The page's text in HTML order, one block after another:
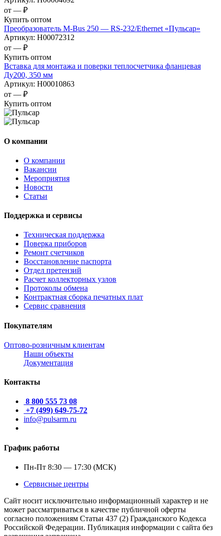
от — ₽
Купить оптом
Преобразователь M-Bus 250 — RS-232/Ethernet «Пульсар»
Артикул: Н00072312
от — ₽
Купить оптом
Вставка для монтажа и поверки теплосчетчика фланцевая
Ду200, 350 мм
Артикул: Н00010863
от — ₽
Купить оптом
О компании
О компании
Вакансии
Мероприятия
Новости
Статьи
Поддержка и сервисы
Техническая поддержка
Поверка приборов
Ремонт счетчиков
Восстановление паспорта
Отдел претензий
Расчет коллекторных узлов
Протоколы обмена
Контрактная сборка печатных плат
Сервис сравнения
Покупателям
Оптово-розничным клиентам
Наши объекты
Документация
Контакты
8 800 555 73 08
+7 (499) 649-75-72
info@pulsarm.ru
График работы
Пн-Пт 8:30 — 17:30 (МСК)
Сервисные центры
Сайт носит исключительно информационный характер и не
может рассматриваться в качестве публичной оферты
согласно положениям Статьи 437 (2) Гражданского Кодекса
Российской Федерации. Публикация информации с сайта без